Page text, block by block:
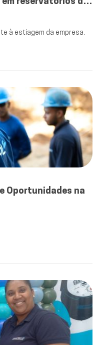
à estiagem da empresa.
Oportunidades na